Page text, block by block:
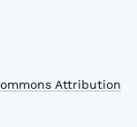
Attribution